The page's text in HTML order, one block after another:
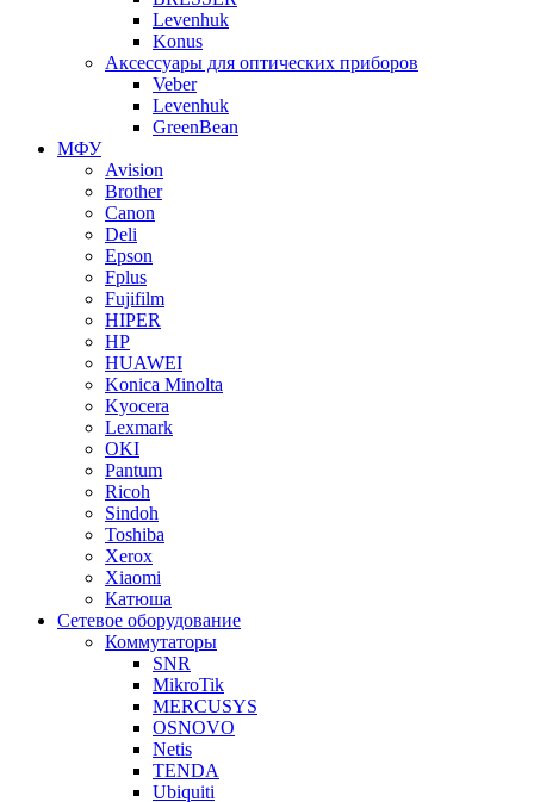
Levenhuk
Konus
Аксессуары для оптических приборов
Veber
Levenhuk
GreenBean
МФУ
Avision
Brother
Canon
Deli
Epson
Fplus
Fujifilm
HIPER
HP
HUAWEI
Konica Minolta
Kyocera
Lexmark
OKI
Pantum
Ricoh
Sindoh
Toshiba
Xerox
Xiaomi
Катюша
Сетевое оборудование
Коммутаторы
SNR
MikroTik
MERCUSYS
OSNOVO
Netis
TENDA
Ubiquiti